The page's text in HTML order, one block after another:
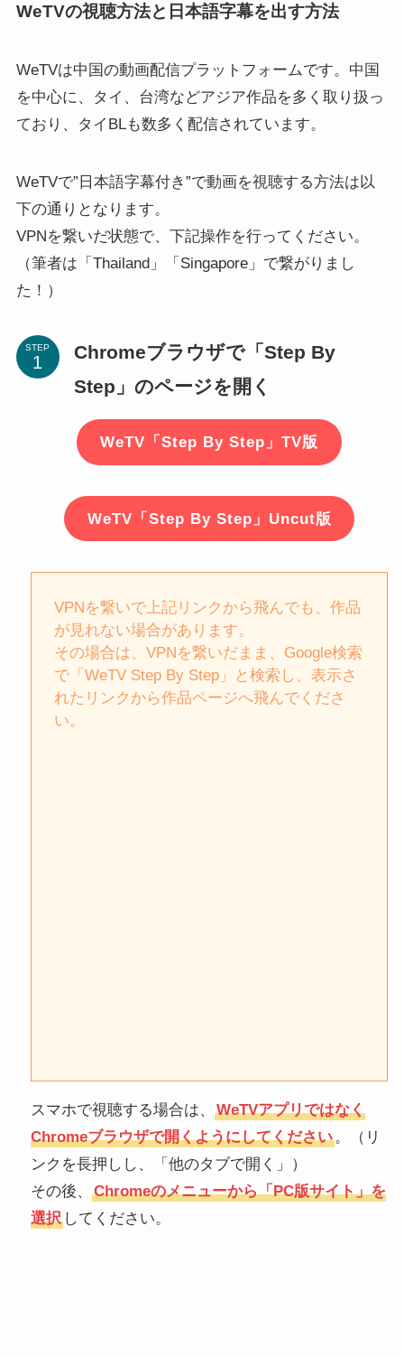
WeTVの視聴方法と日本語字幕を出す方法
WeTVは中国の動画配信プラットフォームです。中国
を中心に、タイ、台湾などアジア作品を多く取り扱っ
ており、タイBLも数多く配信されています。
WeTVで”日本語字幕付き”で動画を視聴する方法は以
下の通りとなります。
VPNを繋いだ状態で、下記操作を行ってください。
（筆者は「Thailand」「Singapore」で繋がりまし
た！）
STEP
Chromeブラウザで「Step By
Step」のページを開く
WeTV「Step By Step」TV版
WeTV「Step By Step」Uncut版
VPNを繋いで上記リンクから飛んでも、作品
が見れない場合があります。
その場合は、VPNを繋いだまま、Google検索
で「WeTV Step By Step」と検索し、表示さ
れたリンクから作品ページへ飛んでくださ
い。
スマホで視聴する場合は、
WeTVアプリではなく
Chromeブラウザで開くようにしてください。（リ
ンクを長押しし、「他のタブで開く」）
その後、
Chromeのメニューから「PC版サイト」を
選択してください。